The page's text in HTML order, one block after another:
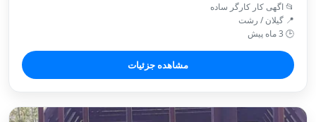
📂 اگهی کار کارگر ساده
📍 گیلان / رشت
🕒 3 ماه پیش
مشاهده جزئیات